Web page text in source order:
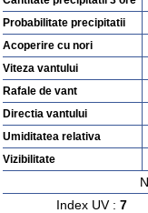
Probabilitate precipitatii
Acoperire cu nori
Viteza vantului
Rafale de vant
Directia vantului
Umiditatea relativa
Vizibilitate
Index UV : 7